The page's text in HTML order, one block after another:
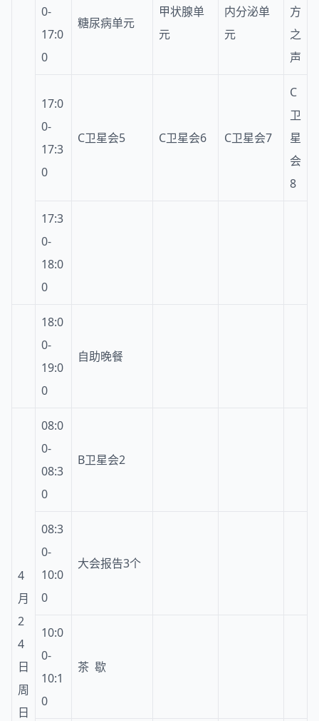
0-
17:0
0
糖尿病单元
甲状腺单
元
内分泌单
元
方
之
声
17:0
0-
17:3
0
C卫星会5 C卫星会6 C卫星会7
C
卫
星
会
8
17:3
0-
18:0
0
18:0
0-
19:0
0
自助晚餐
4
月
2
4
日
周
日
08:0
0-
08:3
0
B卫星会2
08:3
0-
10:0
0
大会报告3个
10:0
0-
10:1
0
茶 歇